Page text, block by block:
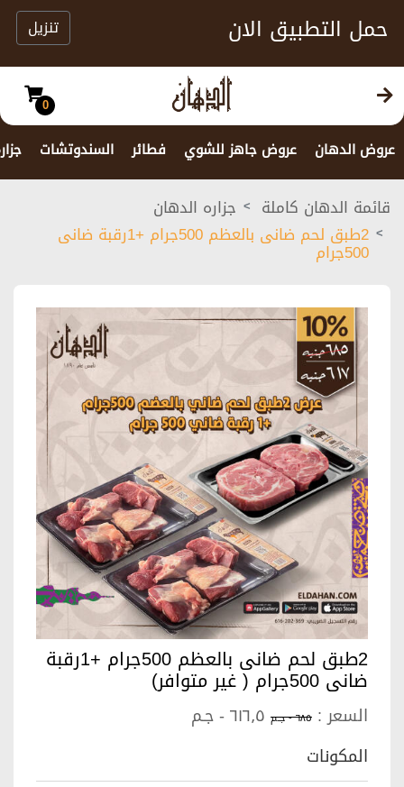
حمل التطبيق الان تنزيل
0
عروض الدهان عروض جاهز للشوي فطائر السندوتشات
قائمة الدهان كاملة
جزاره الدهان
2طبق لحم ضانى بالعظم 500جرام +1رقبة ضانى
500جرام
2طبق لحم ضانى بالعظم 500جرام +1رقبة
ضانى 500جرام ( غير متوافر)
السعر : ٦٨٥ - جـم
المكونات